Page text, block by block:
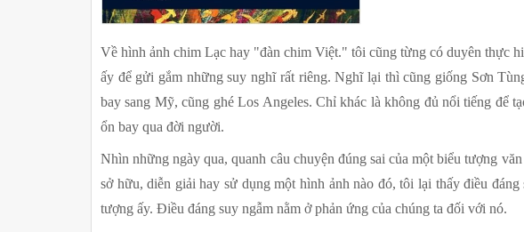
Về hình ảnh chim Lạc hay "đàn chim Việt." tôi cũng từng có duyên thực
ấy để gửi gắm những suy nghĩ rất riêng. Nghĩ lại thì cũng giống Sơn
bay sang Mỹ, cũng ghé Los Angeles. Chỉ khác là không đủ nổi tiếng để
ổn bay qua đời người.
Nhìn những ngày qua, quanh câu chuyện đúng sai của một biểu tượng
sở hữu, diễn giải hay sử dụng một hình ảnh nào đó, tôi lại thấy điều
tượng ấy. Điều đáng suy ngẫm nằm ở phản ứng của chúng ta đối với nó.